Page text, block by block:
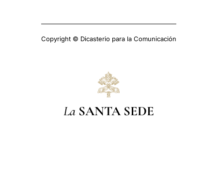
Copyright © Dicasterio para la Comunicación
La SANTA SEDE